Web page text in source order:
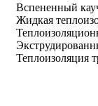
Вспененный
Жидкая
Теплоизоляция